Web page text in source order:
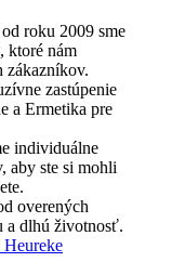
roku 2009 sme
ktoré nám
zákazníkov.
zastúpenie
a Ermetika pre
individuálne
aby ste si mohli
overených
a dlhú životnosť.